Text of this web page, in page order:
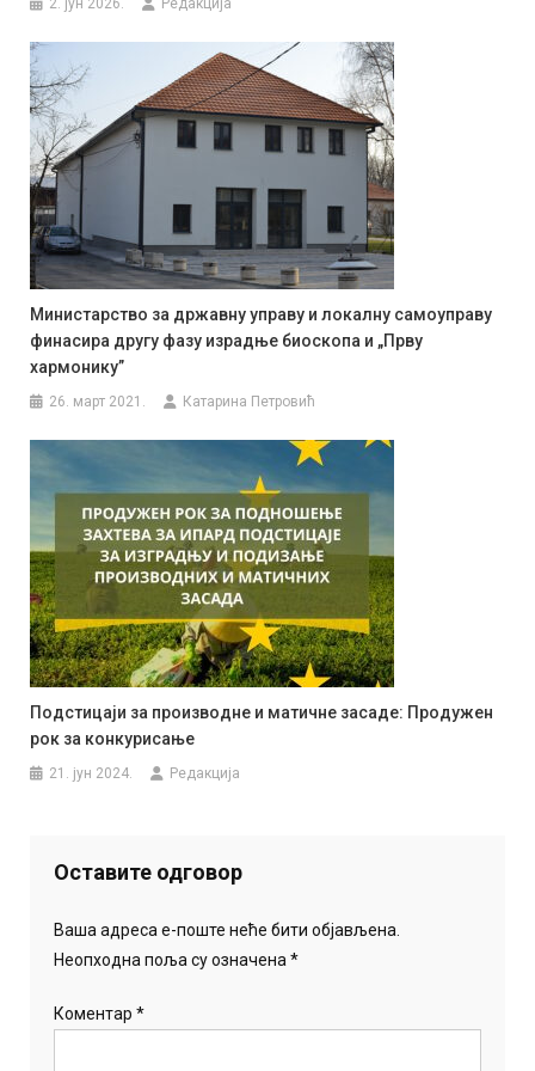
2. јун 2026. Редакција
Министарство за државну управу и локалну самоуправу
финасира другу фазу израдње биоскопа и „Прву
хармонику”
26. март 2021. Катарина Петровић
Подстицаји за производне и матичне засаде: Продужен
рок за конкурисање
21. јун 2024. Редакција
Оставите одговор
Ваша адреса е-поште неће бити објављена.
Неопходна поља су означена*
Коментар*